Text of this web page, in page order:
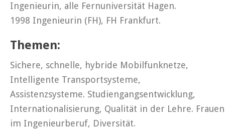
Ingenieurin, alle Fernuniversität Hagen.
1998 Ingenieurin (FH), FH Frankfurt.
Themen:
Sichere, schnelle, hybride Mobilfunknetze,
Intelligente Transportsysteme,
Assistenzsysteme. Studiengangsentwicklung,
Internationalisierung, Qualität in der Lehre. Frauen
im Ingenieurberuf, Diversität.